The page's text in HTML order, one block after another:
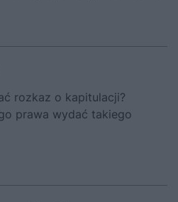
rozkaz o kapitulacji?
prawa wydać takiego